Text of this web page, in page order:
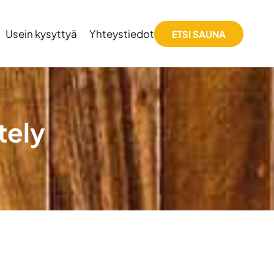
Usein kysyttyä Yhteystiedot ETSI SAUNA